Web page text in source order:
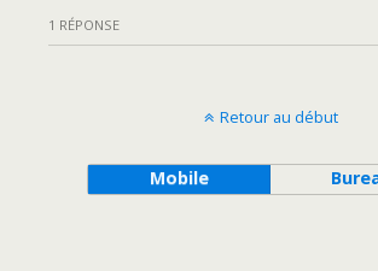
1 RÉPONSE
Retour au début
Mobile